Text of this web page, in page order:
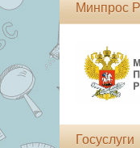
Минпрос
Госуслуги